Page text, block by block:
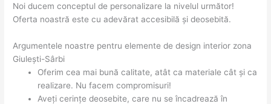
Noi ducem conceptul de personalizare la nivelul următor!
Oferta noastră este cu adevărat accesibilă și deosebită.
Argumentele noastre pentru elemente de design interior zona
Giulești-Sârbi
Oferim cea mai bună calitate, atât ca materiale cât și ca
realizare. Nu facem compromisuri!
Aveți cerințe deosebite, care nu se încadrează în